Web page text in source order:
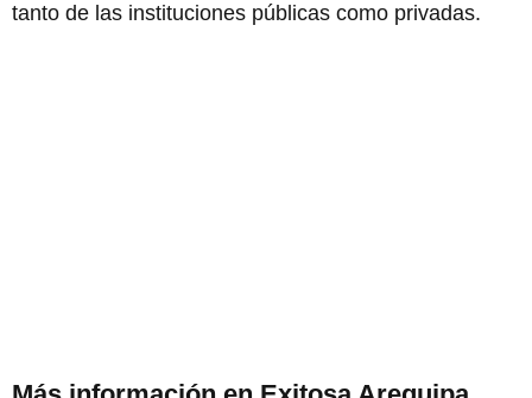
tanto de las instituciones públicas como privadas.